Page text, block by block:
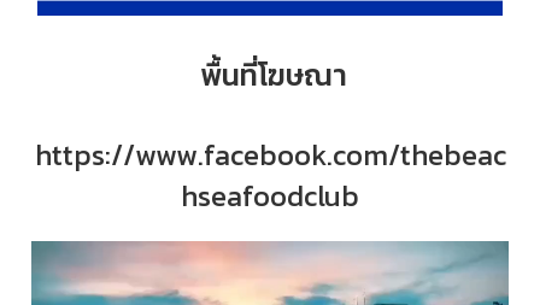
พื้นที่โฆษณา
https://www.facebook.com/thebeac
hseafoodclub